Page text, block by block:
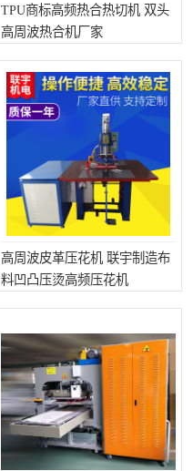
TPU商标高频热合热切机 双头
高周波热合机厂家
高周波皮革压花机 联宇制造布
料凹凸压烫高频压花机